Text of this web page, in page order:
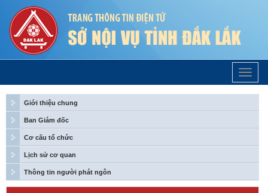
Trang
Chủ
Giới thiệu chung
Ban Giám đốc
Cơ cấu tổ chức
Lịch sử cơ quan
Thông tin người phát ngôn